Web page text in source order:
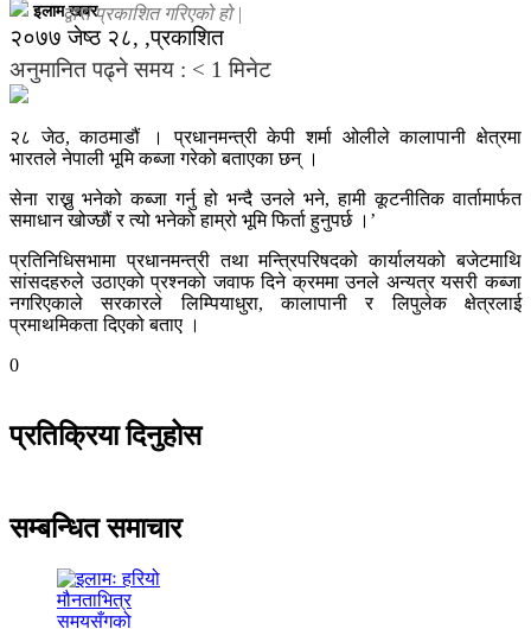
इलाम खबरद्वारा प्रकाशित गरिएको हो |
२०७७ जेष्ठ २८, ,प्रकाशित
अनुमानित पढ्ने समय : < 1 मिनेट
२८ जेठ, काठमाडौं । प्रधानमन्त्री केपी शर्मा ओलीले कालापानी क्षेत्रमा
भारतले नेपाली भूमि कब्जा गरेको बताएका छन् ।
सेना राख्नु भनेको कब्जा गर्नु हो भन्दै उनले भने, हामी कूटनीतिक वार्तामार्फत
समाधान खोज्छौं र त्यो भनेको हाम्रो भूमि फिर्ता हुनुपर्छ ।’
प्रतिनिधिसभामा प्रधानमन्त्री तथा मन्त्रिपरिषदको कार्यालयको बजेटमाथि
सांसदहरुले उठाएको प्रश्नको जवाफ दिने क्रममा उनले अन्यत्र यसरी कब्जा
नगरिएकाले सरकारले लिम्पियाधुरा, कालापानी र लिपुलेक क्षेत्रलाई
प्रमाथमिकता दिएको बताए ।
0
प्रतिक्रिया दिनुहोस
सम्बन्धित समाचार